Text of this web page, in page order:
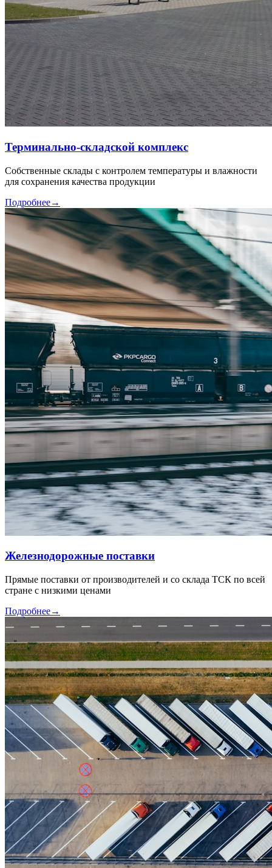
Терминально-складской комплекс
Собственные склады с контролем температуры и влажности
для сохранения качества продукции
Подробнее→
Железнодорожные поставки
Прямые поставки от производителей и со склада ТСК по всей
стране с низкими ценами
Подробнее→